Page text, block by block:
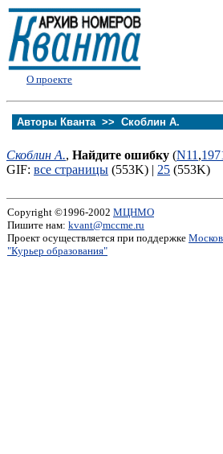
О проекте
Авторы Кванта >> Скоблин А.
Скоблин А., Найдите ошибку (N11 ,
GIF: все страницы (553K) | 25 (553K)
Copyright ©1996-2002 МЦНМО
Пишите нам: kvant@mccme.ru
Проект осуществляется при поддержке
"Курьер образования"